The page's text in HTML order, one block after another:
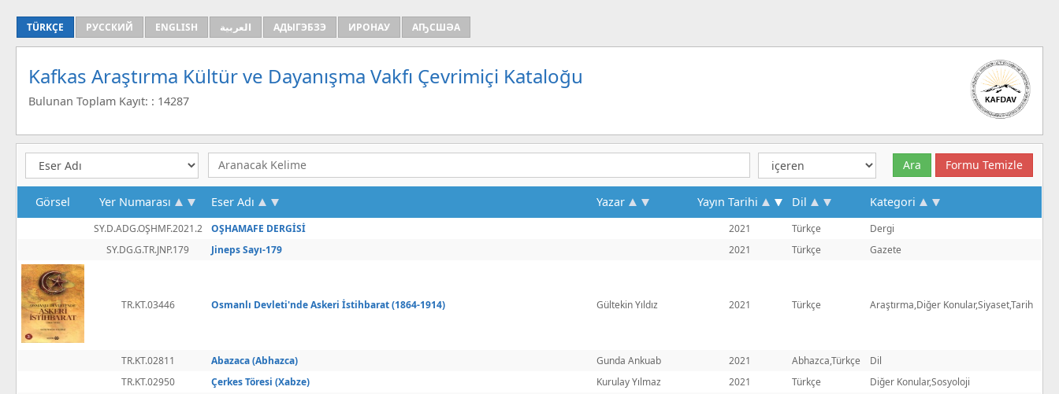
TÜRKÇE РУССКИЙ ENGLISH العربية АДЫГЭБЗЭ ИРОНАУ АҦСШӘА
Kafkas Araştırma Kültür ve Dayanışma Vakfı Çevrimiçi Kataloğu
Bulunan Toplam Kayıt: : 14287
Görsel Yer Numarası Eser Adı Yazar Yayın Tarihi Dil Kategori
SY.D.ADG.OŞHMF.2021.2 OŞHAMAFE DERGİSİ 2021 Türkçe
Dergi
SY.DG.G.TR.JNP.179
Jineps Sayı-179 2021 Türkçe Gazete
TR.KT.03446 Osmanlı Devleti'nde Askeri İstihbarat (1864-1914) Gültekin Yıldız 2021 Türkçe Araştırma,Diğer Konular,Siyaset,Tarih
TR.KT.02811 Abazaca (Abhazca) Gunda Ankuab 2021 Abhazca,Türkçe
Dil
TR.KT.02950
Çerkes Töresi (Xabze) Kurulay Yılmaz 2021 Türkçe
Diğer Konular,Sosyoloji